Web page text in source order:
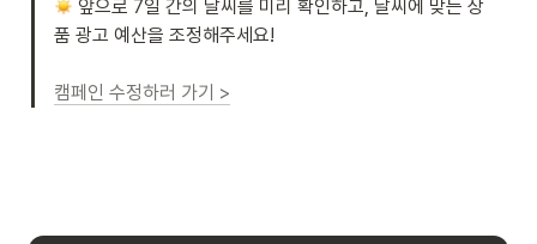
앞으로 7일 간의 날씨를 미리 확인하고, 날씨에 맞는 상
품 광고 예산을 조정해주세요!
캠페인 수정하러 가기 >